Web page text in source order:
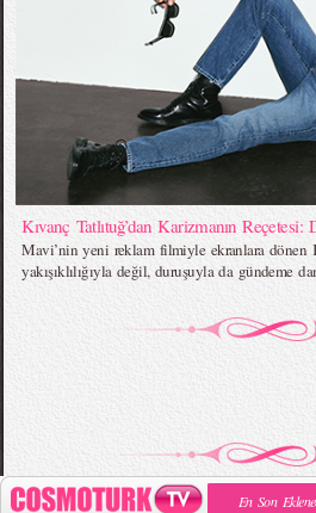
Kıvanç Tatlıtuğ’dan Karizmanın
Mavi’nin yeni reklam filmiyle ekranlara dönen
yakışıklılığıyla değil, duruşuyla da gündeme
En Son